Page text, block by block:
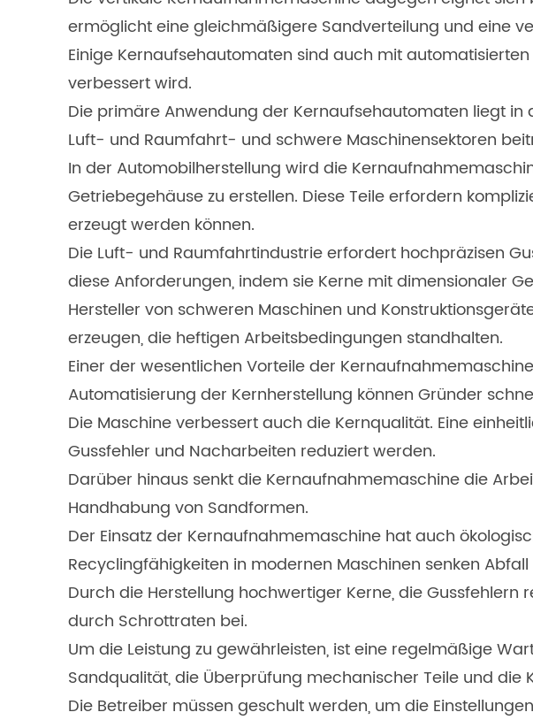
ermöglicht eine gleichmäßigere Sandverteilung und eine
Einige Kernaufsehautomaten sind auch mit
verbessert wird.
Die primäre Anwendung der Kernaufsehautomaten liegt
Luft- und Raumfahrt- und schwere Maschinensektoren
In der Automobilherstellung wird die
Getriebegehäuse zu erstellen. Diese Teile erfordern
erzeugt werden können.
Die Luft- und Raumfahrtindustrie erfordert hochpräzisen
diese Anforderungen, indem sie Kerne mit dimensionaler
Hersteller von schweren Maschinen und
erzeugen, die heftigen Arbeitsbedingungen standhalten.
Einer der wesentlichen Vorteile der
Automatisierung der Kernherstellung können Gründer
Die Maschine verbessert auch die Kernqualität. Eine
Gussfehler und Nacharbeiten reduziert werden.
Darüber hinaus senkt die Kernaufnahmemaschine die
Handhabung von Sandformen.
Der Einsatz der Kernaufnahmemaschine hat auch
Recyclingfähigkeiten in modernen Maschinen senken
Durch die Herstellung hochwertiger Kerne, die
durch Schrottraten bei.
Um die Leistung zu gewährleisten, ist eine regelmäßige
Sandqualität, die Überprüfung mechanischer Teile und die
Die Betreiber müssen geschult werden, um die